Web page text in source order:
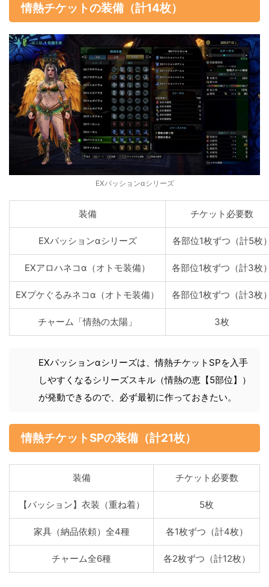
情熱チケットの装備（計14枚）
EXパッションαシリーズ
装備 チケット必要数
EXパッションαシリーズ 各部位1枚ずつ（計5枚
EXアロハネコα（オトモ装備） 各部位1枚ずつ（計3枚
EXプケぐるみネコα（オトモ装備） 各部位1枚ずつ（計3枚
チャーム「情熱の太陽」 3枚
EXパッションαシリーズは、情熱チケットSPを入手
しやすくなるシリーズスキル（情熱の恵【5部位】）
が発動できるので、必ず最初に作っておきたい。
情熱チケットSPの装備（計21枚）
装備 チケット必要数
【パッション】衣装（重ね着） 5枚
家具（納品依頼）全4種 各1枚ずつ（計4枚）
チャーム全6種 各2枚ずつ（計12枚）